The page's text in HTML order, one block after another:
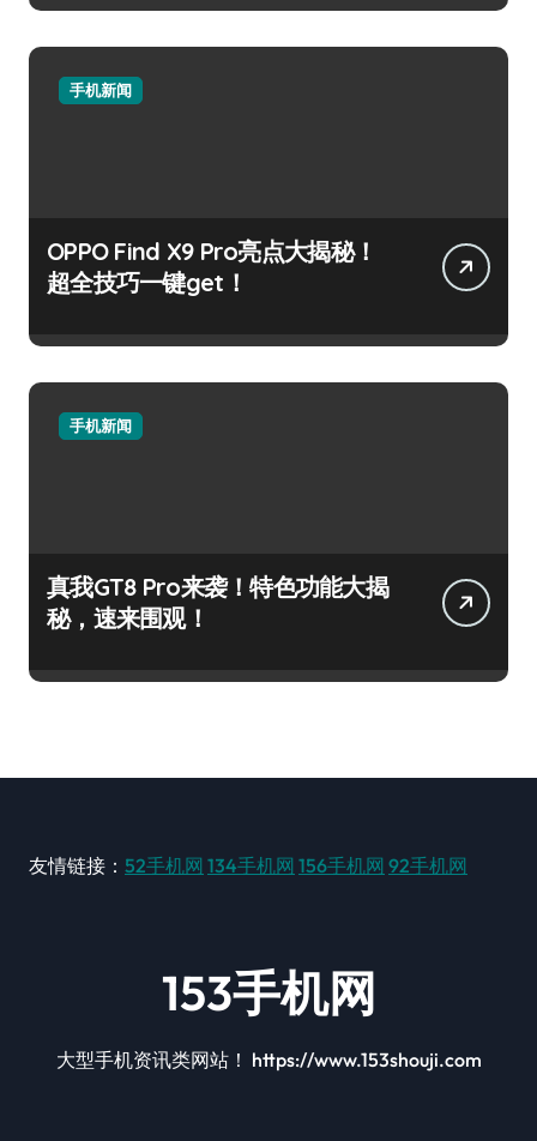
手机新闻
OPPO Find X9 Pro亮点大揭秘！
超全技巧一键get！
手机新闻
真我GT8 Pro来袭！特色功能大揭
秘，速来围观！
友情链接： 52手机网 134手机网 156手机网 92手机网
153手机网
大型手机资讯类网站！ https://www.153shouji.com